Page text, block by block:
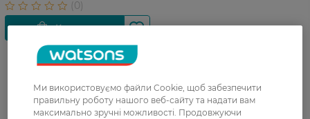
Ми використовуємо файли Cookie, щоб забезпечити
правильну роботу нашого веб-сайту та надати вам
максимально зручні можливості. Продовжуючи